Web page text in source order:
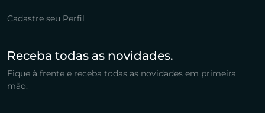
Cadastre seu Perfil
Receba todas as novidades.
Fique à frente e receba todas as novidades em primeira
mão.